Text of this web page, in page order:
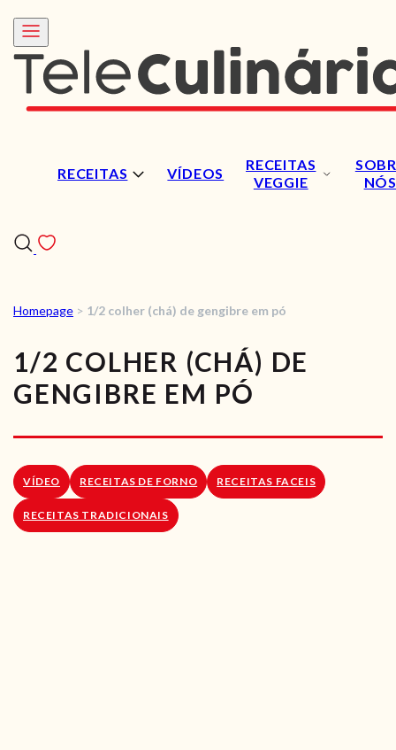
RECEITAS VÍDEOS
RECEITAS
VEGGIE
NÓS
RECEITAS
VÍDEOS
RECEITAS VEGGIE
LOJA ONLINE
Homepage > 1/2 colher (chá) de gengibre em pó
1/2 COLHER (CHÁ) DE
GENGIBRE EM PÓ
VÍDEO RECEITAS DE FORNO RECEITAS FACEIS
RECEITAS TRADICIONAIS